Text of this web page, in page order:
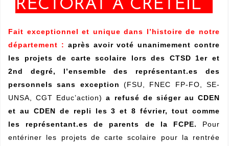
RECTORAT À CRÉTEIL
Fait exceptionnel et unique dans l’histoire de notre
département : après avoir voté unanimement contre
les projets de carte scolaire lors des CTSD 1er et
2nd degré, l’ensemble des représentant.es des
personnels sans exception
(FSU, FNEC FP-FO, SE-
UNSA, CGT Educ’action)a refusé de siéger au CDEN
et au CDEN de repli les 3 et 8 février, tout comme
les représentant.es de parents de la FCPE. Pour
entériner les projets de carte scolaire pour la rentrée